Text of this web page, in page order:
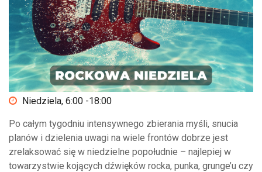
Niedziela, 6:00 -18:00
Po całym tygodniu intensywnego zbierania myśli, snucia
planów i dzielenia uwagi na wiele frontów dobrze jest
zrelaksować się w niedzielne popołudnie – najlepiej w
towarzystwie kojących dźwięków rocka, punka, grunge’u czy